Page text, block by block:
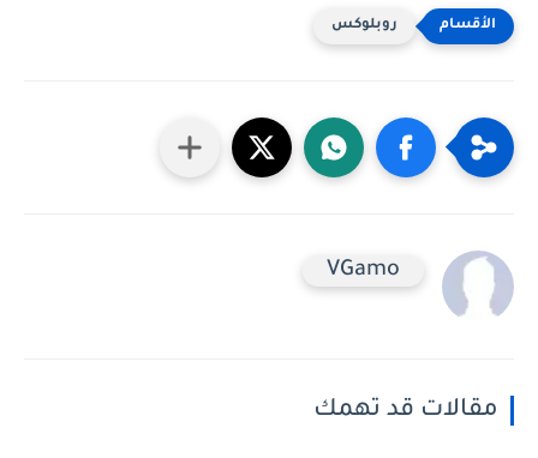
روبلوكس
VGamo
مقالات قد تهمك